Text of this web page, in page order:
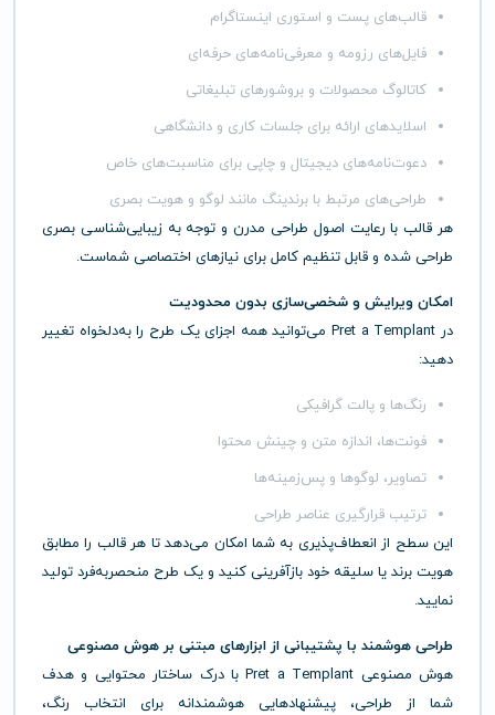
قالب‌های پست و استوری اینستاگرام
فایل‌های رزومه و معرفی‌نامه‌های حرفه‌ای
کاتالوگ محصولات و بروشورهای تبلیغاتی
اسلایدهای ارائه برای جلسات کاری و دانشگاهی
دعوت‌نامه‌های دیجیتال و چاپی برای مناسبت‌های خاص
طراحی‌های مرتبط با برندینگ مانند لوگو و هویت بصری
هر قالب با رعایت اصول طراحی مدرن و توجه به زیبایی‌شناسی بصری
طراحی شده و قابل تنظیم کامل برای نیازهای اختصاصی شماست.
امکان ویرایش و شخصی‌سازی بدون محدودیت
در Pret a Templant می‌توانید همه اجزای یک طرح را به‌دلخواه تغییر
دهید:
رنگ‌ها و پالت گرافیکی
فونت‌ها، اندازه متن و چینش محتوا
تصاویر، لوگوها و پس‌زمینه‌ها
ترتیب قرارگیری عناصر طراحی
این سطح از انعطاف‌پذیری به شما امکان می‌دهد تا هر قالب را مطابق
هویت برند یا سلیقه خود بازآفرینی کنید و یک طرح منحصربه‌فرد تولید
نمایید.
طراحی هوشمند با پشتیبانی از ابزارهای مبتنی بر هوش مصنوعی
هوش مصنوعی Pret a Templant با درک ساختار محتوایی و هدف
شما از طراحی، پیشنهادهایی هوشمندانه برای انتخاب رنگ،